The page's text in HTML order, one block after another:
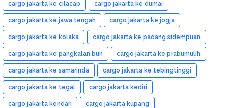
cargo jakarta ke cilacap cargo jakarta ke dumai
cargo jakarta ke jawa tengah cargo jakarta ke jogja
cargo jakarta ke kolaka cargo jakarta ke padang sidempuan
cargo jakarta ke pangkalan bun cargo jakarta ke prabumulih
cargo jakarta ke samarinda cargo jakarta ke tebingtinggi
cargo jakarta ke tegal cargo jakarta kediri
cargo jakarta kendari cargo jakarta kupang